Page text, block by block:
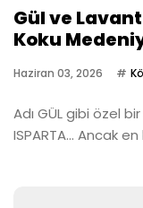
Gül ve
Koku
Haziran 03, 2026
Adı GÜL gibi özel
ISPARTA… Ancak